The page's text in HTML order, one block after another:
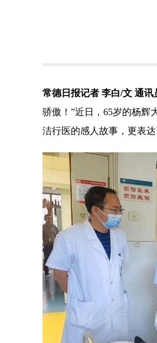
常德日报记者 李白/文 通讯
骄傲！”近日，65岁的杨辉
洁行医的感人故事，更表